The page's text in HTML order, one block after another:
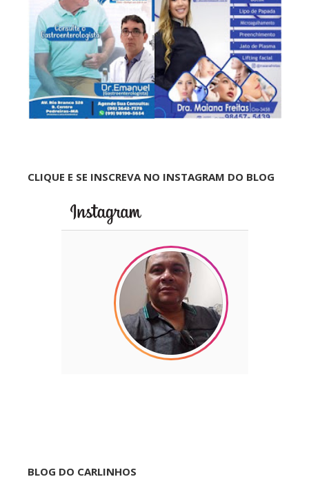
CLIQUE E SE INSCREVA NO INSTAGRAM DO BLOG
BLOG DO CARLINHOS